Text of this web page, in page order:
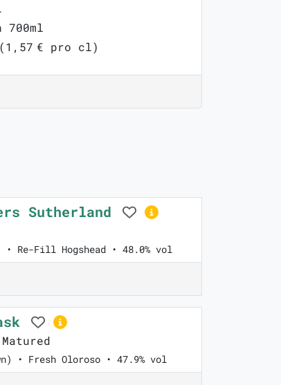
700ml
€ pro cl)
Sutherland
Re-Fill Hogshead • 48.0% vol
• Fresh Oloroso • 47.9% vol